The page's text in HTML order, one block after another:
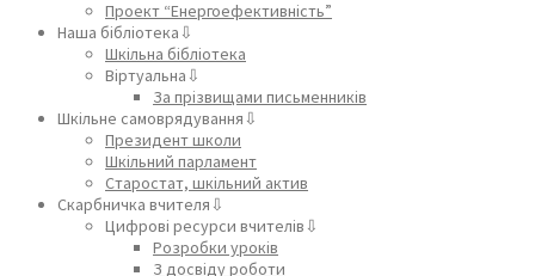
Проект “Енергоефективність”
Наша бібліотека⇩
Шкільна бібліотека
Віртуальна⇩
За прізвищами письменників
Шкільне самоврядування⇩
Президент школи
Шкільний парламент
Старостат, шкільний актив
Скарбничка вчителя⇩
Цифрові ресурси вчителів⇩
Розробки уроків
З досвіду роботи